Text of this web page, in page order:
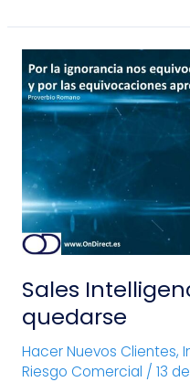
Sales
quedarse
Hacer Nuevos Clientes,
Riesgo Comercial / 13
Sales
Intelligence
llegó
para
quedarse